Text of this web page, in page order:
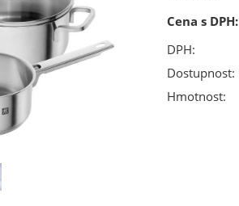
Cena s DPH:
DPH:
Dostupnost:
Hmotnost: